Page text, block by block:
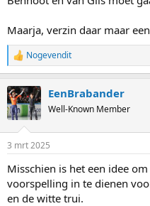
Maarja, verzin daar maar
R
e
c
t
i
s
Nogevendit
EenBrabander
Well-Known Member
3 mrt 2025
Misschien is het een idee
voorspelling in te dienen
en de witte trui.